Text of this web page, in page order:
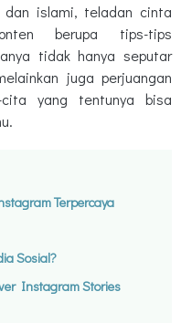
islami, teladan cinta
berupa tips-tips
tidak hanya seputar
juga perjuangan
yang tentunya bisa
Terpercaya
Sosial?
Instagram Stories